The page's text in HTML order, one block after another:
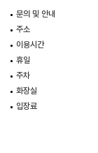
문의 및 안내
주소
이용시간
휴일
주차
화장실
입장료